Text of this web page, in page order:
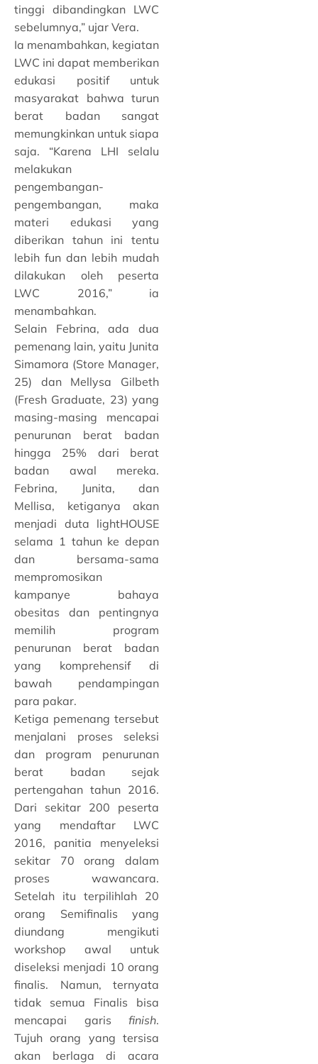
tinggi dibandingkan LWC
sebelumnya,” ujar Vera.
Ia menambahkan, kegiatan
LWC ini dapat memberikan
edukasi positif untuk
masyarakat bahwa turun
berat badan sangat
memungkinkan untuk siapa
saja. “Karena LHI selalu
melakukan
pengembangan-
pengembangan, maka
materi edukasi yang
diberikan tahun ini tentu
lebih fun dan lebih mudah
dilakukan oleh peserta
LWC 2016,” ia
menambahkan.
Selain Febrina, ada dua
pemenang lain, yaitu Junita
Simamora (Store Manager,
25) dan Mellysa Gilbeth
(Fresh Graduate, 23) yang
masing-masing mencapai
penurunan berat badan
hingga 25% dari berat
badan awal mereka.
Febrina, Junita, dan
Mellisa, ketiganya akan
menjadi duta lightHOUSE
selama 1 tahun ke depan
dan bersama-sama
mempromosikan
kampanye bahaya
obesitas dan pentingnya
memilih program
penurunan berat badan
yang komprehensif di
bawah pendampingan
para pakar.
Ketiga pemenang tersebut
menjalani proses seleksi
dan program penurunan
berat badan sejak
pertengahan tahun 2016.
Dari sekitar 200 peserta
yang mendaftar LWC
2016, panitia menyeleksi
sekitar 70 orang dalam
proses wawancara.
Setelah itu terpilihlah 20
orang Semifinalis yang
diundang mengikuti
workshop awal untuk
diseleksi menjadi 10 orang
finalis. Namun, ternyata
tidak semua Finalis bisa
mencapai garis finish.
Tujuh orang yang tersisa
akan berlaga di acara